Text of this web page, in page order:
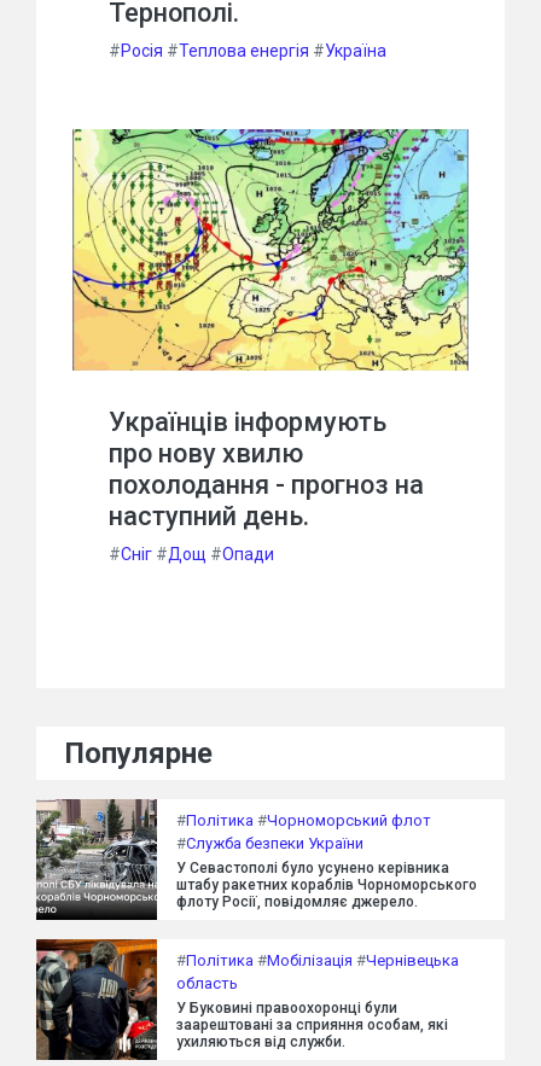
Тернополі.
#Росія #Теплова енергія #Україна
Українців інформують
про нову хвилю
похолодання - прогноз на
наступний день.
#Сніг #Дощ #Опади
Популярне
#Політика #Чорноморський флот
#Служба безпеки України
У Севастополі було усунено керівника
штабу ракетних кораблів Чорноморського
флоту Росії, повідомляє джерело.
#Політика #Мобілізація #Чернівецька
область
У Буковині правоохоронці були
заарештовані за сприяння особам, які
ухиляються від служби.